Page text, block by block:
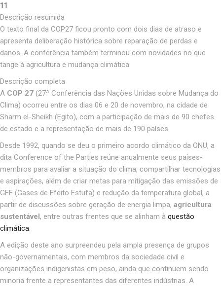
11
Descrição resumida
O texto final da COP27 ficou pronto com dois dias de atraso e
apresenta deliberação histórica sobre reparação de perdas e
danos. A conferência também terminou com novidades no que
tange à agricultura e mudança climática.
Descrição completa
A COP 27 (27ª Conferência das Nações Unidas sobre Mudança do
Clima) ocorreu entre os dias 06 e 20 de novembro, na cidade de
Sharm el-Sheikh (Egito), com a participação de mais de 90 chefes
de estado e a representação de mais de 190 países.
Desde 1992, quando se deu o primeiro acordo climático da ONU, a
dita Conference of the Parties reúne anualmente seus países-
membros para avaliar a situação do clima, compartilhar tecnologias
e aspirações, além de criar metas para mitigação das emissões de
GEE (Gases de Efeito Estufa) e redução da temperatura global, a
partir de discussões sobre geração de energia limpa, agricultura
sustentável, entre outras frentes que se alinham à questão
climática.
A edição deste ano surpreendeu pela ampla presença de grupos
não-governamentais, com membros da sociedade civil e
organizações indigenistas em peso, ainda que continuem sendo
minoria frente a representantes das diferentes indústrias. A